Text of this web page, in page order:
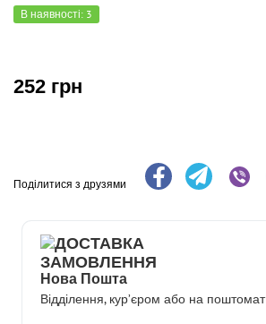
В наявності: 3
252 грн
Поділитися з друзями
Нова Пошта
Відділення, кур’єром або на поштомат